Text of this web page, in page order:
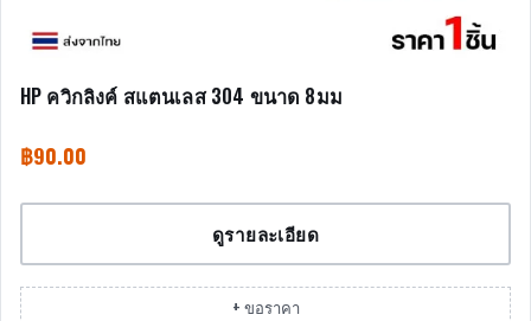
HP ควิกลิงค์ สแตนเลส 304 ขนาด 8มม
฿90.00
ดูรายละเอียด
+ ขอราคา